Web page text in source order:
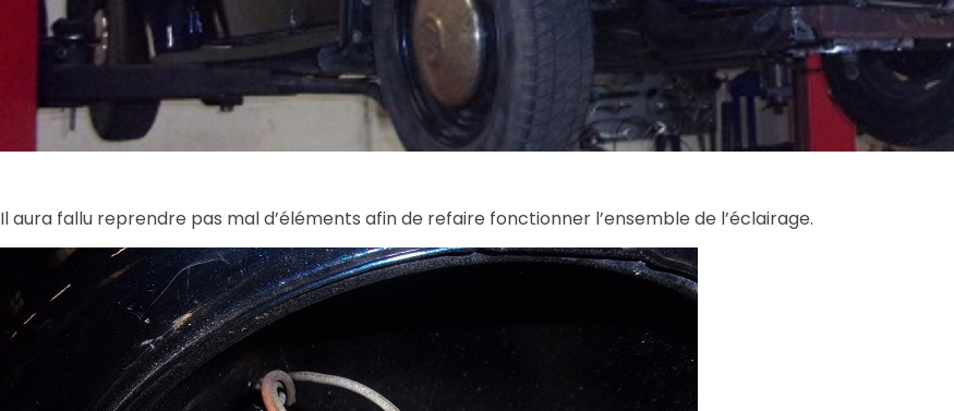
Il aura fallu reprendre pas mal d’éléments afin de refaire fonctionner l’ensemble de l’éclairage.